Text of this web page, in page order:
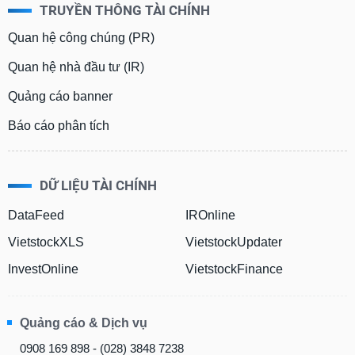
TRUYỀN THÔNG TÀI CHÍNH
Quan hệ công chúng (PR)
Quan hệ nhà đầu tư (IR)
Quảng cáo banner
Báo cáo phân tích
DỮ LIỆU TÀI CHÍNH
DataFeed
VietstockXLS
InvestOnline
IROnline
VietstockUpdater
VietstockFinance
Quảng cáo & Dịch vụ
0908 169 898 - (028) 3848 7238